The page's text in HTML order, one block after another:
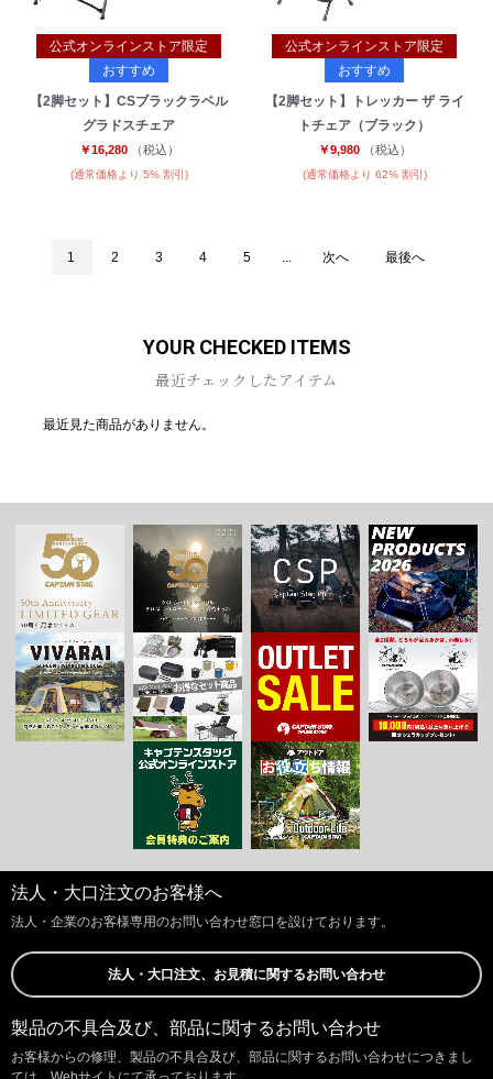
公式オンラインストア限定
おすすめ
【2脚セット】CSブラックラベル
グラドスチェア
￥16,280 （税込）
(通常価格より 5% 割引)
公式オンラインストア限定
おすすめ
【2脚セット】トレッカー ザ ライ
トチェア（ブラック）
￥9,980 （税込）
(通常価格より 62% 割引)
1 2 3 4 5 次へ 最後へ
YOUR CHECKED ITEMS
最近チェックしたアイテム
最近見た商品がありません。
法人・大口注文のお客様へ
法人・企業のお客様専用のお問い合わせ窓口を設けております。
法人・大口注文、お見積に関するお問い合わせ
製品の不具合及び、部品に関するお問い合わせ
お客様からの修理、製品の不具合及び、部品に関するお問い合わせにつきまし